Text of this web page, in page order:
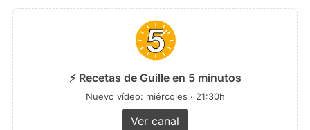
⚡ Recetas de Guille en 5 minutos
Nuevo vídeo: miércoles · 21:30h
Ver canal